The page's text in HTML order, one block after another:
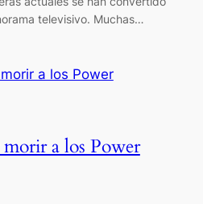
televisivo. Muchas…
a los Power